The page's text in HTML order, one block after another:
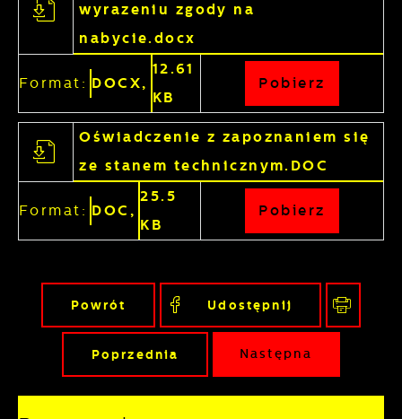
wyrazeniu zgody na
nabycie.docx
Format: DOCX,
12.61
KB
Pobierz
Oświadczenie z zapoznaniem się
ze stanem technicznym.DOC
Format: DOC,
25.5
KB
Pobierz
Powrót Udostępnij
Poprzednia Następna